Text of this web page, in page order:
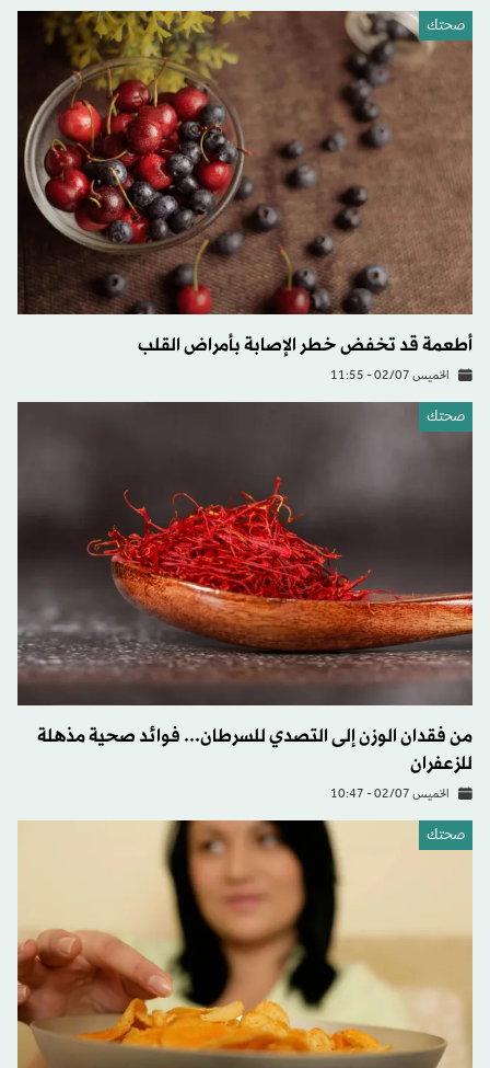
صحتك
أطعمة قد تخفض خطر الإصابة بأمراض القلب
الخميس 02/07 - 11:55
صحتك
من فقدان الوزن إلى التصدي للسرطان... فوائد صحية مذهلة
للزعفران
الخميس 02/07 - 10:47
صحتك